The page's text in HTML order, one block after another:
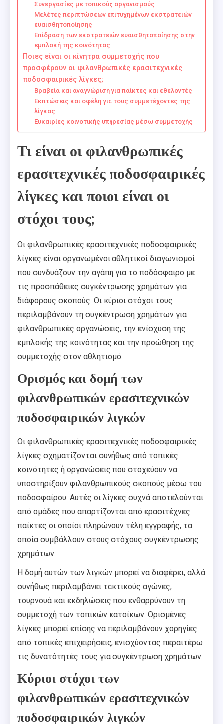
Συνεργασίες με τοπικούς οργανισμούς
Μελέτες περιπτώσεων επιτυχημένων εκστρατειών
ευαισθητοποίησης
Επίδραση των εκστρατειών ευαισθητοποίησης στην
εμπλοκή της κοινότητας
Ποιες είναι οι κίνητρα συμμετοχής που
προσφέρουν οι φιλανθρωπικές ερασιτεχνικές
ποδοσφαιρικές λίγκες;
Βραβεία και αναγνώριση για παίκτες και εθελοντές
Εκπτώσεις και οφέλη για τους συμμετέχοντες της
λίγκας
Ευκαιρίες κοινοτικής υπηρεσίας μέσω συμμετοχής
Τι είναι οι φιλανθρωπικές
ερασιτεχνικές ποδοσφαιρικές
λίγκες και ποιοι είναι οι
στόχοι τους;
Οι φιλανθρωπικές ερασιτεχνικές ποδοσφαιρικές
λίγκες είναι οργανωμένοι αθλητικοί διαγωνισμοί
που συνδυάζουν την αγάπη για το ποδόσφαιρο με
τις προσπάθειες συγκέντρωσης χρημάτων για
διάφορους σκοπούς. Οι κύριοι στόχοι τους
περιλαμβάνουν τη συγκέντρωση χρημάτων για
φιλανθρωπικές οργανώσεις, την ενίσχυση της
εμπλοκής της κοινότητας και την προώθηση της
συμμετοχής στον αθλητισμό.
Ορισμός και δομή των
φιλανθρωπικών ερασιτεχνικών
ποδοσφαιρικών λιγκών
Οι φιλανθρωπικές ερασιτεχνικές ποδοσφαιρικές
λίγκες σχηματίζονται συνήθως από τοπικές
κοινότητες ή οργανώσεις που στοχεύουν να
υποστηρίξουν φιλανθρωπικούς σκοπούς μέσω του
ποδοσφαίρου. Αυτές οι λίγκες συχνά αποτελούνται
από ομάδες που απαρτίζονται από ερασιτέχνες
παίκτες οι οποίοι πληρώνουν τέλη εγγραφής, τα
οποία συμβάλλουν στους στόχους συγκέντρωσης
χρημάτων.
Η δομή αυτών των λιγκών μπορεί να διαφέρει, αλλά
συνήθως περιλαμβάνει τακτικούς αγώνες,
τουρνουά και εκδηλώσεις που ενθαρρύνουν τη
συμμετοχή των τοπικών κατοίκων. Ορισμένες
λίγκες μπορεί επίσης να περιλαμβάνουν χορηγίες
από τοπικές επιχειρήσεις, ενισχύοντας περαιτέρω
τις δυνατότητές τους για συγκέντρωση χρημάτων.
Κύριοι στόχοι των
φιλανθρωπικών ερασιτεχνικών
ποδοσφαιρικών λιγκών